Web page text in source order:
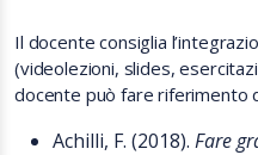
Il docente consiglia
(videolezioni, slides,
docente può fare riferimento
Achilli, F. (2018). Fare